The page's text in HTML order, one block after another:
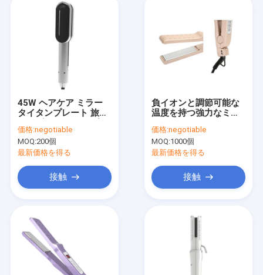
製品
わたしたち に つい て
45W ヘアケア ミラー
タイタンプレート 旅行
急速な加熱
価格:negotiable
MOQ:200個
最新価格を得る
接触
負イオンと調節可能な
温度を持つ強力なミニ
ー
価格:negotiable
MOQ:1000個
最新価格を得る
接触